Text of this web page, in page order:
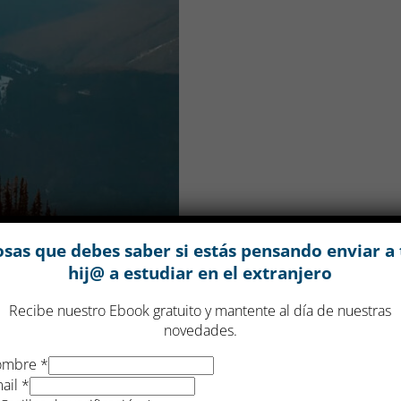
en Canadá en
que debes saber si estás pensando enviar
hij@ a estudiar en el extranjero
Recibe nuestro Ebook gratuito y mantente al día de nuestras
novedades.
*
*